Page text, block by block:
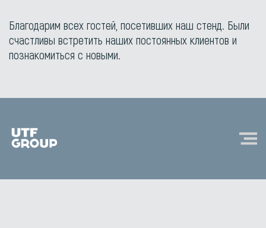
Благодарим всех гостей, посетивших наш стенд. Были
счастливы встретить наших постоянных клиентов и
познакомиться с новыми.